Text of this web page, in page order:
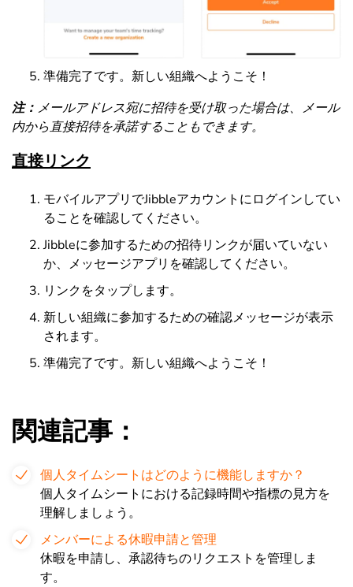
準備完了です。新しい組織へようこそ！
注： メールアドレス宛に招待を受け取った場合は、メール
内から直接招待を承諾することもできます。
直接リンク
モバイルアプリでJibbleアカウントにログインしてい
ることを確認してください。
Jibbleに参加するための招待リンクが届いていない
か、メッセージアプリを確認してください。
リンクをタップします。
新しい組織に参加するための確認メッセージが表示
されます。
準備完了です。新しい組織へようこそ！
関連記事：
個人タイムシートはどのように機能しますか？
個人タイムシートにおける記録時間や指標の見方を
理解しましょう。
メンバーによる休暇申請と管理
休暇を申請し、承認待ちのリクエストを管理しま
す。